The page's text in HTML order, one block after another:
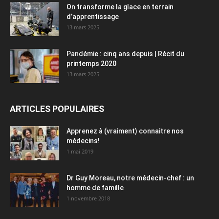
On transforme la glace en terrain
d’apprentissage
13 mars 2025
Pandémie : cinq ans depuis | Récit du
printemps 2020
13 mars 2025
ARTICLES POPULAIRES
Apprenez à (vraiment) connaitre nos
médecins!
1 mai 2019
Dr Guy Moreau, notre médecin-chef : un
homme de famille
1 novembre 2018